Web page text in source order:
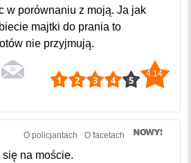
w porównaniu z moją. Ja jak
majtki do prania to
nie przyjmują.
4.14
O policjantach O facetach
się na moście.